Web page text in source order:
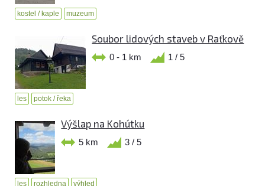
kostel / kaple muzeum
Soubor lidových staveb v Raťkově
0 - 1 km 1 / 5
les potok / řeka
Výšlap na Kohútku
5 km 3 / 5
les rozhledna výhled